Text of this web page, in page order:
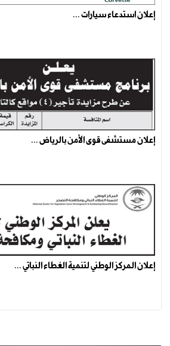
إعلان استدعاء سيارات ...
إعلان مستشفى قوى الأمن بالرياض ...
إعلان المركز الوطني لتنمية الغطاء النباتي ...